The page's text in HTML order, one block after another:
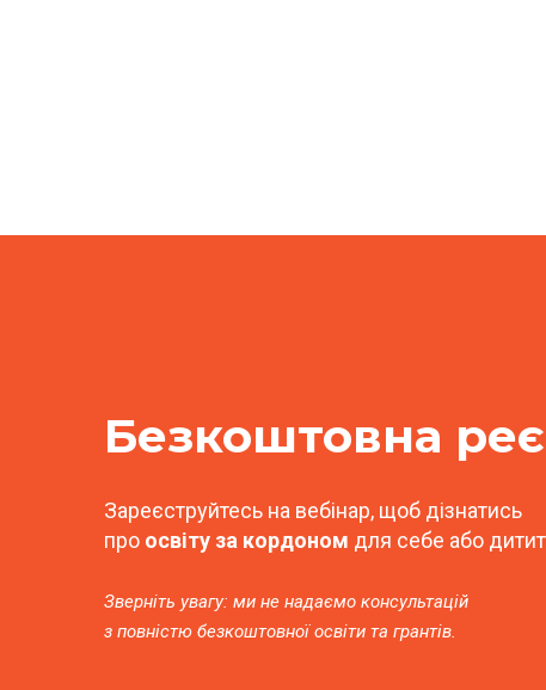
Безкоштовна
Зареєструйтесь на вебінар, щоб дізнатись
про освіту за кордоном для себе або
Зверніть увагу: ми не надаємо консультацій
з повністю безкоштовної освіти та грантів.